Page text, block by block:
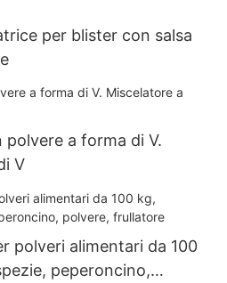
per blister con salsa
a forma di V.
V
polveri alimentari da 100
peperoncino,